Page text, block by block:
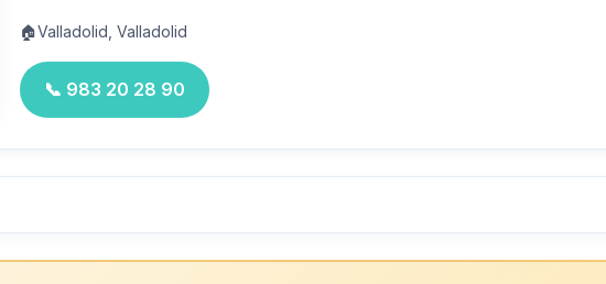
🏠Valladolid, Valladolid
📞 983 20 28 90